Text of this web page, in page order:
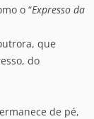
o “Expresso da
que
do
de pé,